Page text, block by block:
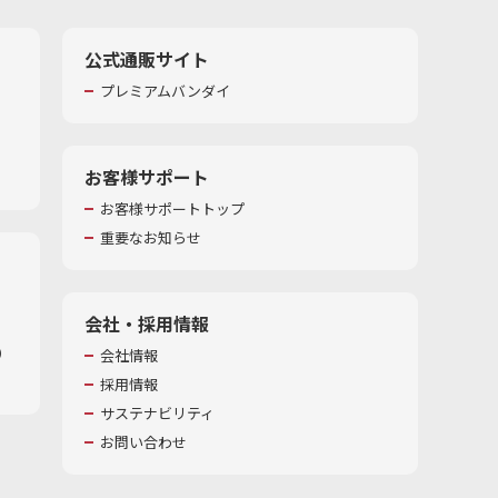
公式通販サイト
プレミアムバンダイ
お客様サポート
お客様サポートトップ
重要なお知らせ
会社・採用情報
会社情報
採用情報
サステナビリティ
お問い合わせ